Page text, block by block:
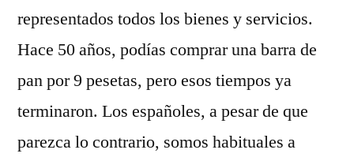
representados todos los bienes y servicios.
Hace 50 años, podías comprar una barra de
pan por 9 pesetas, pero esos tiempos ya
terminaron. Los españoles, a pesar de que
parezca lo contrario, somos habituales a